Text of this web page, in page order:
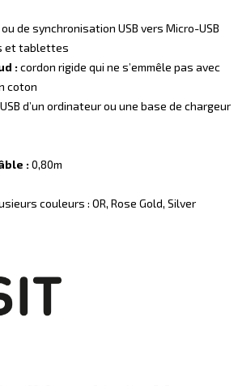
de synchronisation USB vers Micro-USB
et tablettes
:cordon rigide qui ne s’emmêle pas avec
coton
d’un ordinateur ou une base de chargeur
:0,80m
couleurs : OR, Rose Gold, Silver